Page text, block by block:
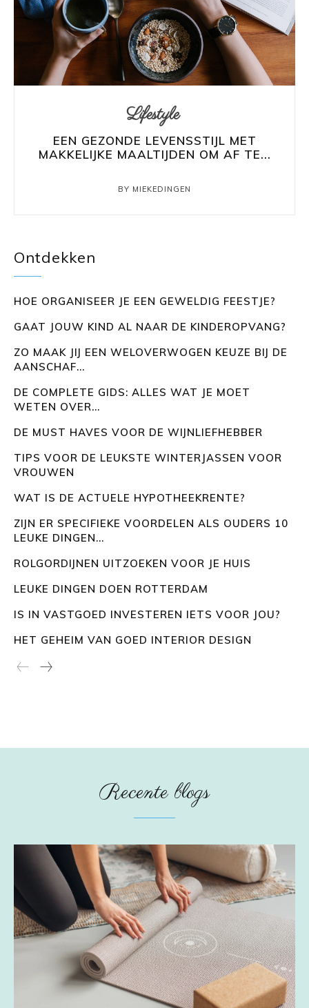
Lifestyle
EEN GEZONDE LEVENSSTIJL MET
MAKKELIJKE MAALTIJDEN OM AF TE...
BY MIEKEDINGEN
Ontdekken
HOE ORGANISEER JE EEN GEWELDIG FEESTJE?
GAAT JOUW KIND AL NAAR DE KINDEROPVANG?
ZO MAAK JIJ EEN WELOVERWOGEN KEUZE BIJ DE
AANSCHAF...
DE COMPLETE GIDS: ALLES WAT JE MOET
WETEN OVER...
DE MUST HAVES VOOR DE WIJNLIEFHEBBER
TIPS VOOR DE LEUKSTE WINTERJASSEN VOOR
VROUWEN
WAT IS DE ACTUELE HYPOTHEEKRENTE?
ZIJN ER SPECIFIEKE VOORDELEN ALS OUDERS 10
LEUKE DINGEN...
ROLGORDIJNEN UITZOEKEN VOOR JE HUIS
LEUKE DINGEN DOEN ROTTERDAM
IS IN VASTGOED INVESTEREN IETS VOOR JOU?
HET GEHEIM VAN GOED INTERIOR DESIGN
Recente blogs